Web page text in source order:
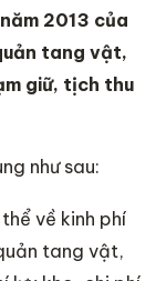
2013 của
tang vật,
giữ, tịch thu
như sau:
về kinh phí
tang vật,